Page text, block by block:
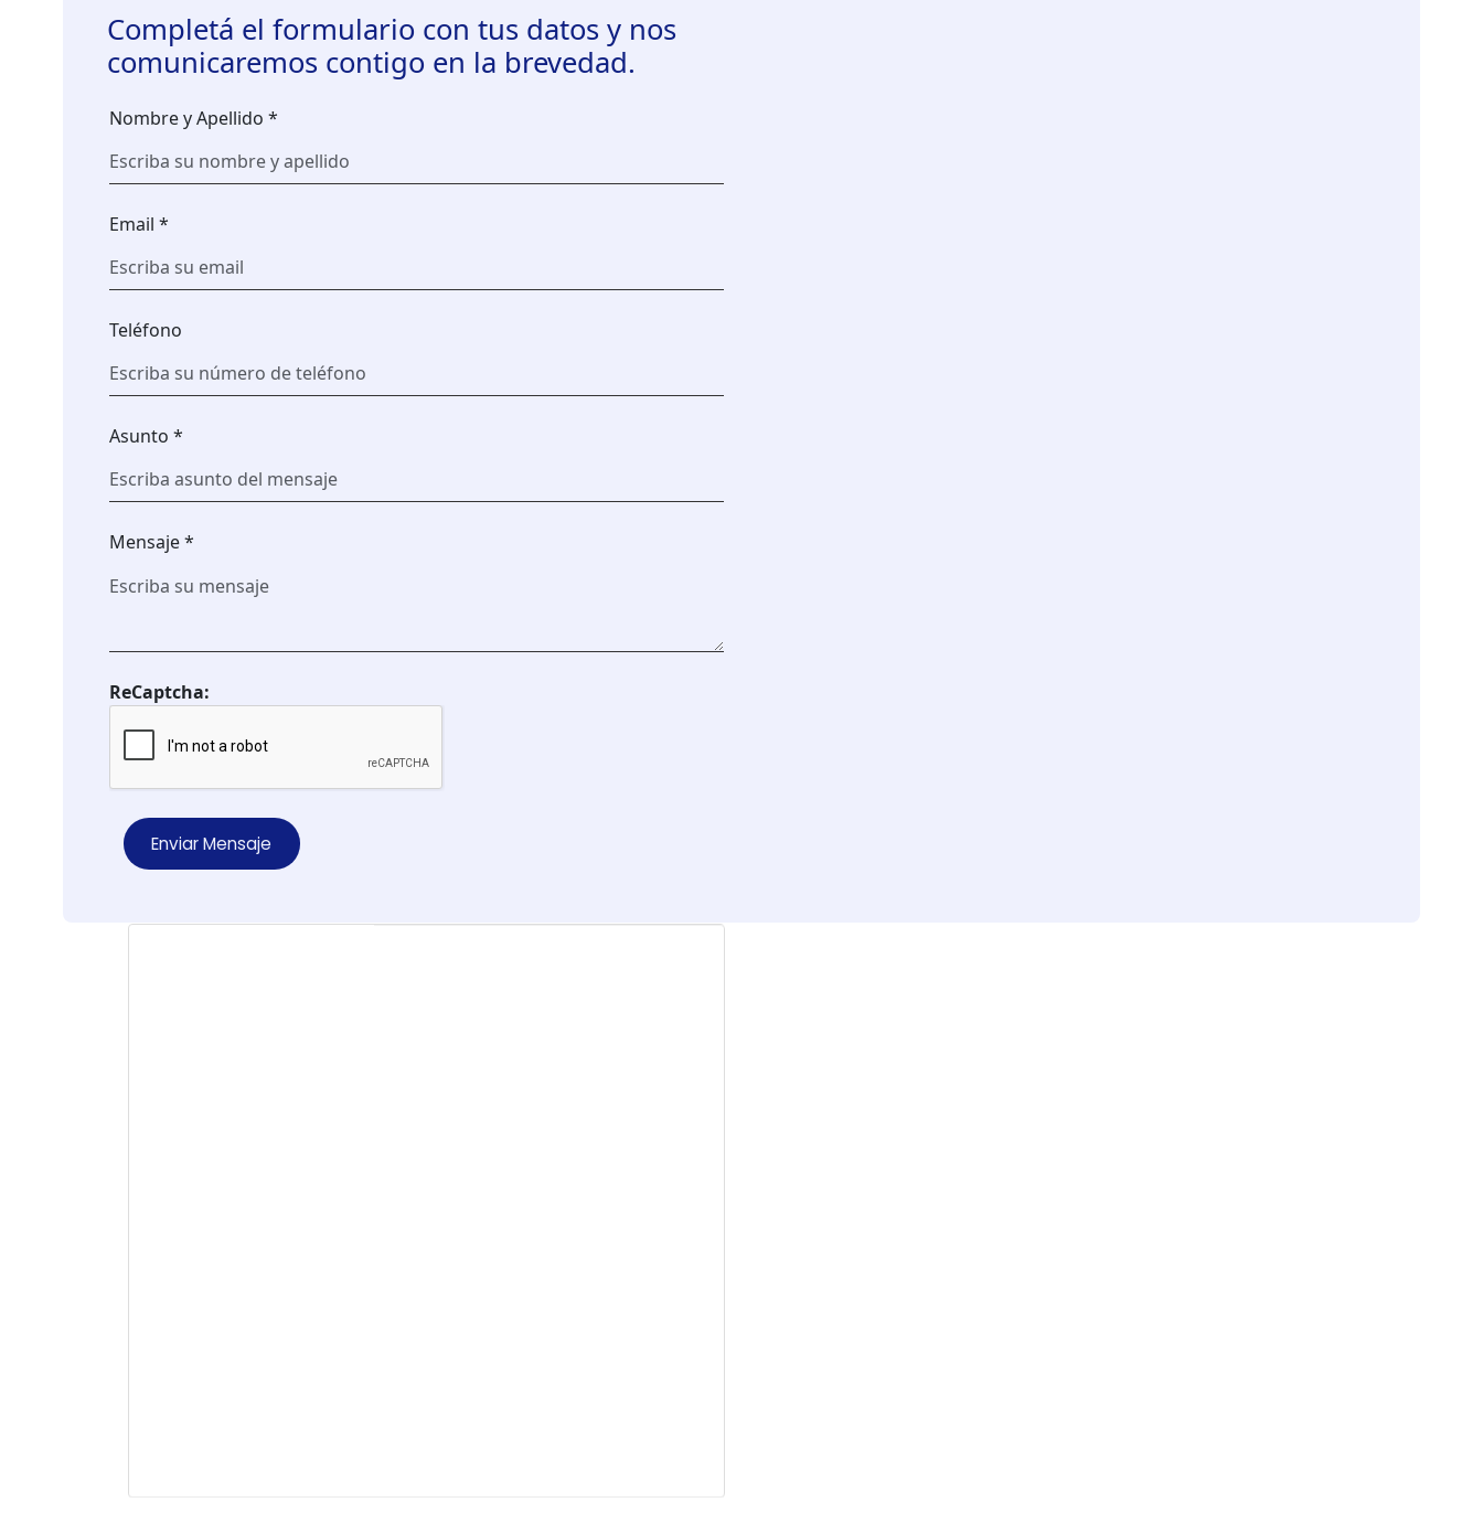
Completá el formulario con tus datos y nos
comunicaremos contigo en la brevedad.
Nombre y Apellido *
Email *
Teléfono
Asunto *
Mensaje *
ReCaptcha:
Enviar Mensaje